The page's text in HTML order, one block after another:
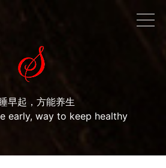
早起，方能养生
early, way to keep healthy